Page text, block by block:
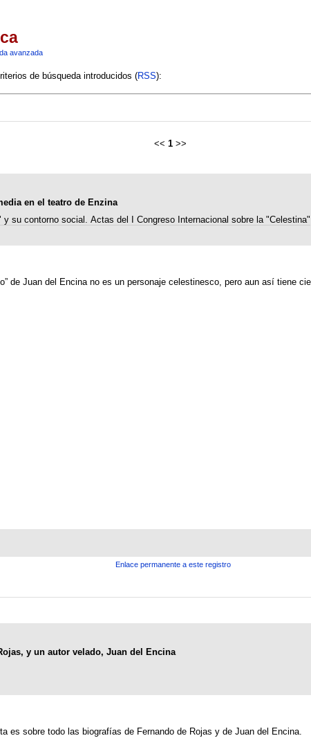
avanzada
de búsqueda introducidos (RSS):
<< 1 >>
en el teatro de Enzina
y su contorno social. Actas del I Congreso Internacional sobre la "Celestina"
de Juan del Encina no es un personaje celestinesco, pero aun así tiene
Enlace permanente a este registro
y un autor velado, Juan del Encina
es sobre todo las biografías de Fernando de Rojas y de Juan del Encina.